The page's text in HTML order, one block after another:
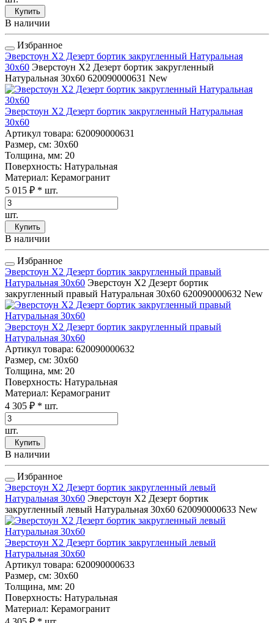
Купить
В наличии
Избранное
Эверстоун Х2 Дезерт бортик закругленный Натуральная
30x60 Эверстоун Х2 Дезерт бортик закругленный
Натуральная 30x60 620090000631 New
Эверстоун Х2 Дезерт бортик закругленный Натуральная
30x60
Артикул товара: 620090000631
Размер, см: 30x60
Толщина, мм: 20
Поверхность: Натуральная
Материал: Керамогранит
5 015 ₽ * шт.
шт.
Купить
В наличии
Избранное
Эверстоун Х2 Дезерт бортик закругленный правый
Натуральная 30x60 Эверстоун Х2 Дезерт бортик
закругленный правый Натуральная 30x60 620090000632 New
Эверстоун Х2 Дезерт бортик закругленный правый
Натуральная 30x60
Артикул товара: 620090000632
Размер, см: 30x60
Толщина, мм: 20
Поверхность: Натуральная
Материал: Керамогранит
4 305 ₽ * шт.
шт.
Купить
В наличии
Избранное
Эверстоун Х2 Дезерт бортик закругленный левый
Натуральная 30x60 Эверстоун Х2 Дезерт бортик
закругленный левый Натуральная 30x60 620090000633 New
Эверстоун Х2 Дезерт бортик закругленный левый
Натуральная 30x60
Артикул товара: 620090000633
Размер, см: 30x60
Толщина, мм: 20
Поверхность: Натуральная
Материал: Керамогранит